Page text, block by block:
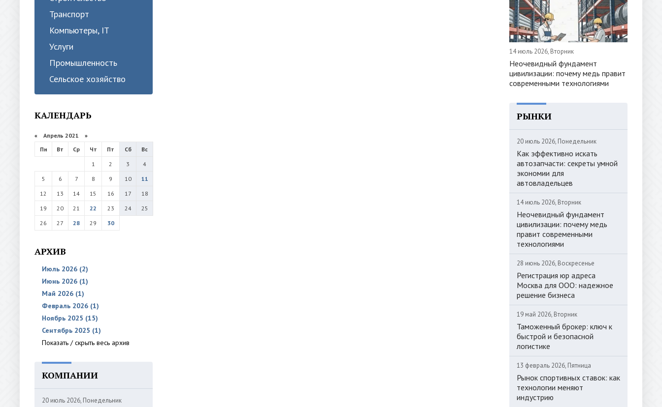
Транспорт
Компьютеры, IT
Услуги
Промышленность
Сельское хозяйство
КАЛЕНДАРЬ
« Апрель 2021 »
Пн
Вт Ср Чт Пт Сб
Вс
1
2 3
4
5
6 7 8 9 10
11
12
13 14 15 16 17
18
19
20 21 22 23 24
25
26
27 28 29 30
АРХИВ
Июль 2026 (2)
Июнь 2026 (1)
Май 2026 (1)
Февраль 2026 (1)
Ноябрь 2025 (15)
Сентябрь 2025 (1)
Показать / скрыть весь архив
КОМПАНИИ
20 июль 2026, Понедельник
14 июль 2026, Вторник
Неочевидный фундамент
цивилизации: почему медь правит
современными технологиями
РЫНКИ
20 июль 2026, Понедельник
Как эффективно искать
автозапчасти: секреты умной
экономии для
автовладельцев
14 июль 2026, Вторник
Неочевидный фундамент
цивилизации: почему медь
правит современными
технологиями
28 июнь 2026, Воскресенье
Регистрация юр адреса
Москва для ООО: надежное
решение бизнеса
19 май 2026, Вторник
Таможенный брокер: ключ к
быстрой и безопасной
логистике
13 февраль 2026, Пятница
Рынок спортивных ставок: как
технологии меняют
индустрию